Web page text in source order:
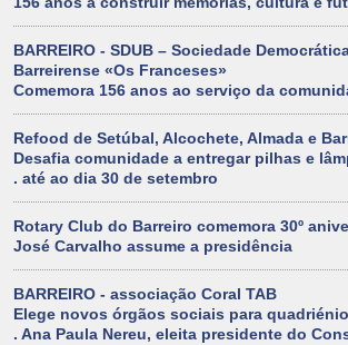
BARREIRO - SDUB – Sociedade
Barreirense «Os Franceses»
Comemora 156 anos ao serviço da
Refood de Setúbal, Alcochete, Almada e
Desafia comunidade a entregar pilhas e
. até ao dia 30 de setembro
Rotary Club do Barreiro comemora 30º
José Carvalho assume a presidência
BARREIRO - associação Coral TAB
Elege novos órgãos sociais para
. Ana Paula Nereu, eleita presidente do